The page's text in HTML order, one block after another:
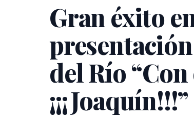
Gran éxito
del Río “Con
¡¡¡Joaquín!!!”